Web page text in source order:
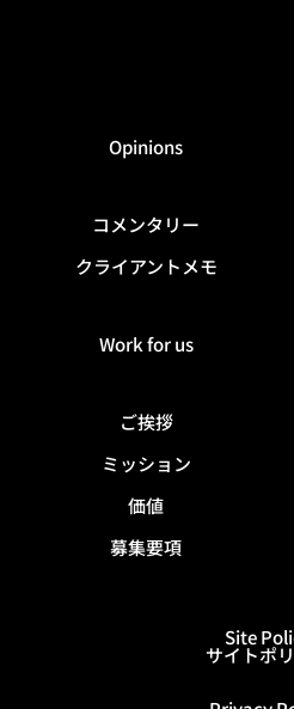
Opinions
コメンタリー
クライアントメモ
Work for us
ご挨拶
ミッション
価値
募集要項
Site
サイトポ